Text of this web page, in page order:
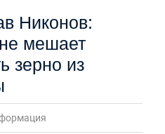
«Большая игра» —
Часть 1-2
прошедших
в МГУ имени
году по каждому
списки поступающих)
«Большая игра» —
Часть 1-2
Никонов:
мешает
зерно из